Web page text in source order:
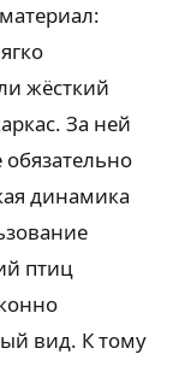
жёсткий
За ней
обязательно
динамика
птиц
вид. К тому